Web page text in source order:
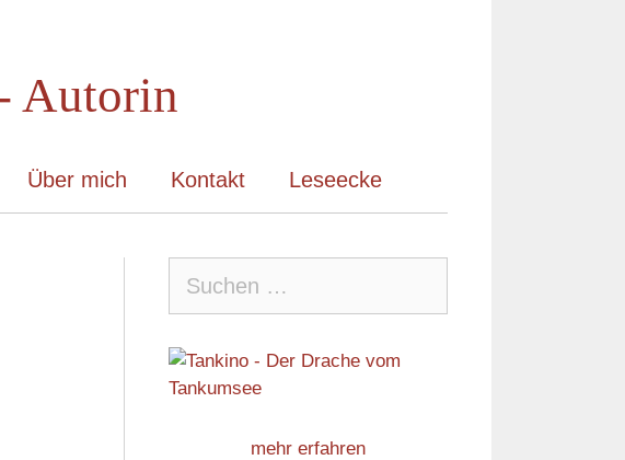
Autorin
Über mich Kontakt Leseecke
nach:
mehr erfahren